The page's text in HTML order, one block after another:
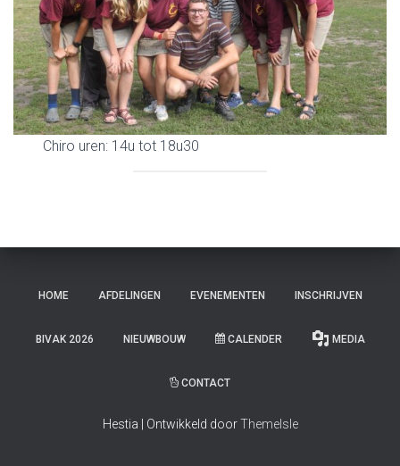
T
T
E
N
Chiro uren: 14u tot 18u30
HOME AFDELINGEN EVENEMENTEN INSCHRIJVEN
BIVAK 2026 NIEUWBOUW CALENDER MEDIA
CONTACT
Hestia | Ontwikkeld doorThemeIsle